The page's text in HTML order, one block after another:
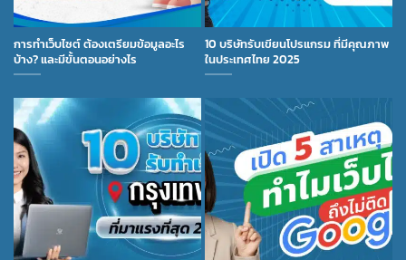
การทำเว็บไซต์ ต้องเตรียมข้อมูลอะไร
บ้าง? และมีขั้นตอนอย่างไร
10 บริษัทรับเขียนโปรแกรม ที่มีคุณภาพ
ในประเทศไทย 2025